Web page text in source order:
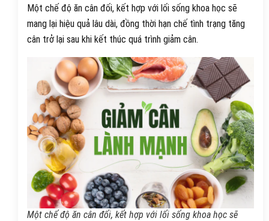
Một chế độ ăn cân đối, kết hợp với lối sống khoa học sẽ
mang lại hiệu quả lâu dài, đồng thời hạn chế tình trạng tăng
cân trở lại sau khi kết thúc quá trình giảm cân.
Một chế độ ăn cân đối, kết hợp với lối sống khoa học sẽ